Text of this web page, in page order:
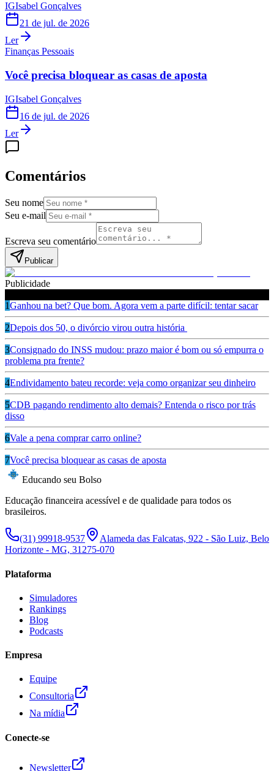
IGIsabel Gonçalves
21 de jul. de 2026
Ler
Finanças Pessoais
Você precisa bloquear as casas de aposta
IGIsabel Gonçalves
16 de jul. de 2026
Ler
Comentários
Seu nome
Seu e-mail
Escreva seu comentário
Publicar
Publicidade
1Ganhou na bet? Que bom. Agora vem a parte difícil: tentar sacar
2Depois dos 50, o divórcio virou outra história
3Consignado do INSS mudou: prazo maior é bom ou só empurra o
problema pra frente?
4Endividamento bateu recorde: veja como organizar seu dinheiro
5CDB pagando rendimento alto demais? Entenda o risco por trás
disso
6Vale a pena comprar carro online?
7Você precisa bloquear as casas de aposta
Educando seu Bolso
Educação financeira acessível e de qualidade para todos os
brasileiros.
(31) 99918-9537
Alameda das Falcatas, 922 - São Luiz, Belo
Horizonte - MG, 31275-070
Plataforma
Simuladores
Rankings
Blog
Podcasts
Empresa
Equipe
Consultoria
Na mídia
Conecte-se
Newsletter